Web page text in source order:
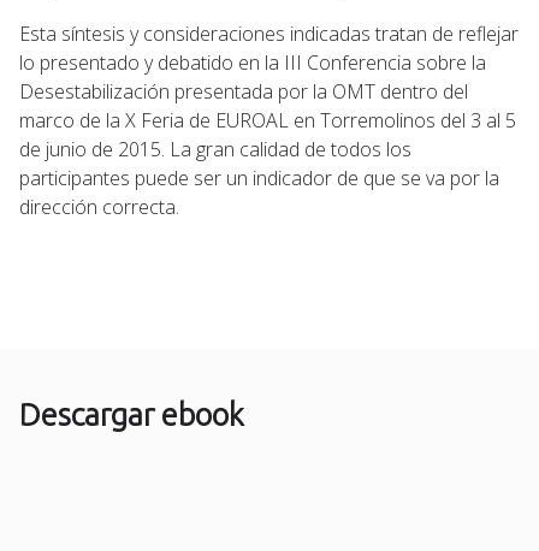
Esta síntesis y consideraciones indicadas tratan de reflejar
lo presentado y debatido en la III Conferencia sobre la
Desestabilización presentada por la OMT dentro del
marco de la X Feria de EUROAL en Torremolinos del 3 al 5
de junio de 2015. La gran calidad de todos los
participantes puede ser un indicador de que se va por la
dirección correcta.
Descargar ebook